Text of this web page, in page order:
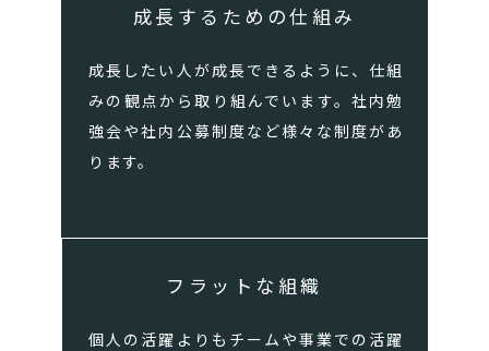
成長するための仕組み
成長したい人が成長できるように、仕組
みの観点から取り組んでいます。社内勉
強会や社内公募制度など様々な制度があ
ります。
フラットな組織
個人の活躍よりもチームや事業での活躍